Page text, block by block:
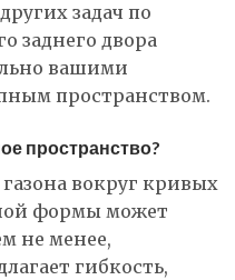
задач по
заднего двора
вашими
пространством.
пространство?
вокруг кривых
формы может
не менее,
гибкость,